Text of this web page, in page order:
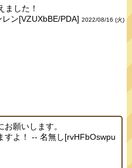
ました！
レン[VZUXbBE/PDA]2022/08/16 (火)
願いします。
すよ！ -- 名無し[rvHFbOswpu